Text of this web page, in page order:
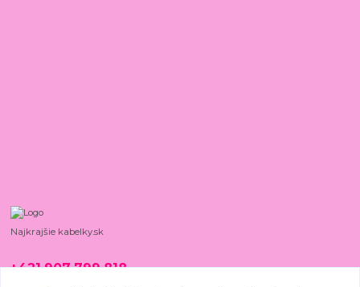
Najkrajšie kabelky.sk
+421 907 799 818